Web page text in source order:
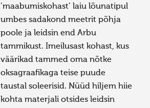
’maabumiskohast’ laiu lõunatipul
umbes sadakond meetrit põhja
poole ja leidsin end Arbu
tammikust. Imeilusast kohast, kus
väärikad tammed oma nõtke
oksagraafikaga teise puude
taustal soleerisid. Nüüd hiljem hiie
kohta materjali otsides leidsin